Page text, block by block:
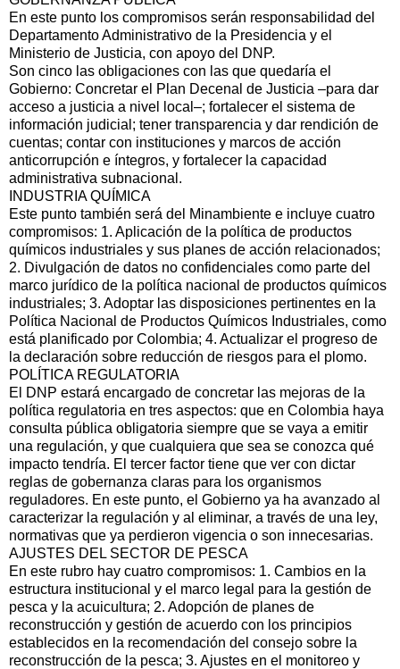
En este punto los compromisos serán responsabilidad del
Departamento Administrativo de la Presidencia y el
Ministerio de Justicia, con apoyo del DNP.
Son cinco las obligaciones con las que quedaría el
Gobierno: Concretar el Plan Decenal de Justicia –para dar
acceso a justicia a nivel local–; fortalecer el sistema de
información judicial; tener transparencia y dar rendición de
cuentas; contar con instituciones y marcos de acción
anticorrupción e íntegros, y fortalecer la capacidad
administrativa subnacional.
INDUSTRIA QUÍMICA
Este punto también será del Minambiente e incluye cuatro
compromisos: 1. Aplicación de la política de productos
químicos industriales y sus planes de acción relacionados;
2. Divulgación de datos no confidenciales como parte del
marco jurídico de la política nacional de productos químicos
industriales; 3. Adoptar las disposiciones pertinentes en la
Política Nacional de Productos Químicos Industriales, como
está planificado por Colombia; 4. Actualizar el progreso de
la declaración sobre reducción de riesgos para el plomo.
POLÍTICA REGULATORIA
El DNP estará encargado de concretar las mejoras de la
política regulatoria en tres aspectos: que en Colombia haya
consulta pública obligatoria siempre que se vaya a emitir
una regulación, y que cualquiera que sea se conozca qué
impacto tendría. El tercer factor tiene que ver con dictar
reglas de gobernanza claras para los organismos
reguladores. En este punto, el Gobierno ya ha avanzado al
caracterizar la regulación y al eliminar, a través de una ley,
normativas que ya perdieron vigencia o son innecesarias.
AJUSTES DEL SECTOR DE PESCA
En este rubro hay cuatro compromisos: 1. Cambios en la
estructura institucional y el marco legal para la gestión de
pesca y la acuicultura; 2. Adopción de planes de
reconstrucción y gestión de acuerdo con los principios
establecidos en la recomendación del consejo sobre la
reconstrucción de la pesca; 3. Ajustes en el monitoreo y